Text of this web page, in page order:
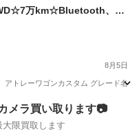
万km☆Bluetooth、オ
8月5日
トレーワゴンカスタム グレード
ゴンメラ買い取ります📷
限買取します